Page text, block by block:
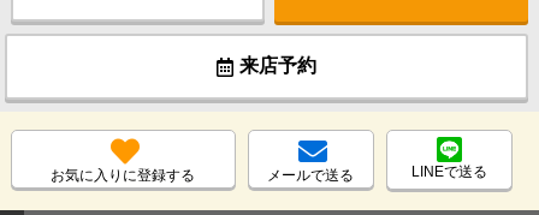
来店予約
お気に入りに登録する メールで送る LINEで送る